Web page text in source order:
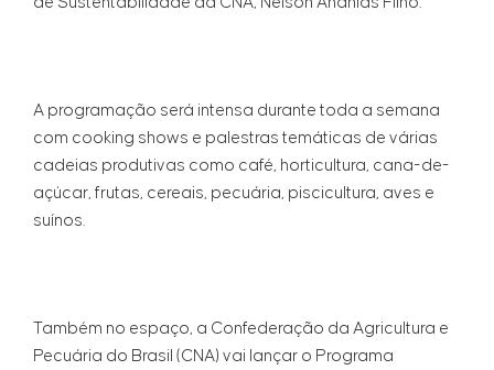
A programação será intensa durante toda a semana
com cooking shows e palestras temáticas de várias
cadeias produtivas como café, horticultura, cana-de-
açúcar, frutas, cereais, pecuária, piscicultura, aves e
suínos.
Também no espaço, a Confederação da Agricultura e
Pecuária do Brasil (CNA) vai lançar o Programa